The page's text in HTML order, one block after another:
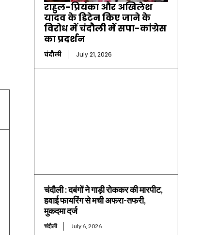
राहुल-प्रियंका और अखिलेश
यादव के डिटेन किए जाने के
विरोध में चंदौली में सपा-कांग्रेस
का प्रदर्शन
चंदौली July 21, 2026
चंदौली : दबंगों ने गाड़ी रोककर की मारपीट,
हवाई फायरिंग से मची अफरा-तफरी,
मुकदमा दर्ज
चंदौली July 6, 2026